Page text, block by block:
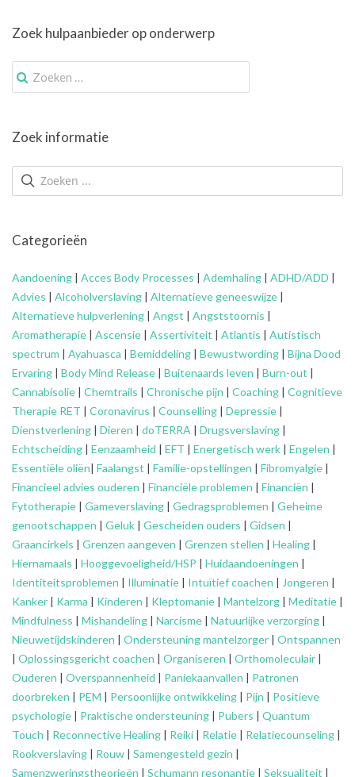
Zoek hulpaanbieder op onderwerp
Zoek
naar:
Zoek informatie
Categorieën
Aandoening | Acces Body Processes | Ademhaling | ADHD/ADD |
Advies | Alcoholverslaving | Alternatieve geneeswijze |
Alternatieve hulpverlening | Angst | Angststoornis |
Aromatherapie | Ascensie | Assertiviteit | Atlantis | Autistisch
spectrum | Ayahuasca | Bemiddeling | Bewustwording | Bijna Dood
Ervaring | Body Mind Release | Buitenaards leven | Burn-out |
Cannabisolie | Chemtrails | Chronische pijn | Coaching | Cognitieve
Therapie RET | Coronavirus | Counselling | Depressie |
Dienstverlening | Dieren | doTERRA | Drugsverslaving |
Echtscheiding | Eenzaamheid | EFT | Energetisch werk | Engelen |
Essentiële oliën| Faalangst | Familie-opstellingen | Fibromyalgie |
Financieel advies ouderen | Financiële problemen | Financiën |
Fytotherapie | Gameverslaving | Gedragsproblemen | Geheime
genootschappen | Geluk | Gescheiden ouders | Gidsen |
Graancirkels | Grenzen aangeven | Grenzen stellen | Healing |
Hiernamaals | Hooggevoeligheid/HSP | Huidaandoeningen |
Identiteitsproblemen | Illuminatie | Intuïtief coachen | Jongeren |
Kanker | Karma | Kinderen | Kleptomanie | Mantelzorg | Meditatie |
Mindfulness | Mishandeling | Narcisme | Natuurlijke verzorging |
Nieuwetijdskinderen | Ondersteuningmantelzorger | Ontspannen
| Oplossingsgericht coachen | Organiseren | Orthomoleculair |
Ouderen | Overspannenheid | Paniekaanvallen | Patronen
doorbreken | PEM | Persoonlijke ontwikkeling | Pijn | Positieve
psychologie | Praktische ondersteuning | Pubers | Quantum
Touch | Reconnective Healing | Reiki | Relatie | Relatiecounseling |
Rookverslaving | Rouw | Samengesteld gezin |
Samenzweringstheorieën | Schumann resonantie | Seksualiteit |